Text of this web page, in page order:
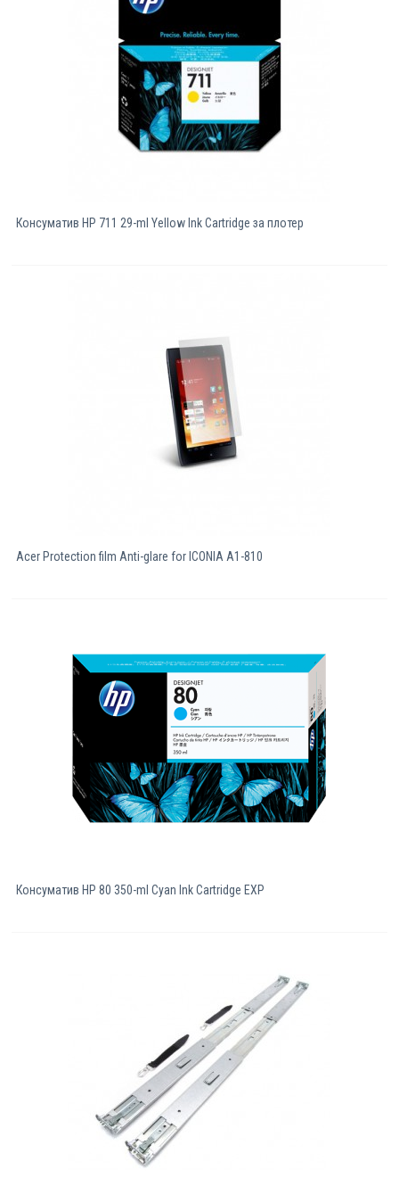
Консуматив HP 711 29-ml Yellow Ink Cartridge за плотер
Acer Protection film Anti-glare for ICONIA A1-810
Консуматив HP 80 350-ml Cyan Ink Cartridge EXP